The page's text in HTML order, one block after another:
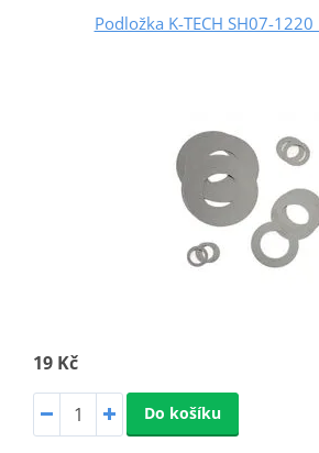
Podložka K-TECH SH07-
19 Kč
Do košíku